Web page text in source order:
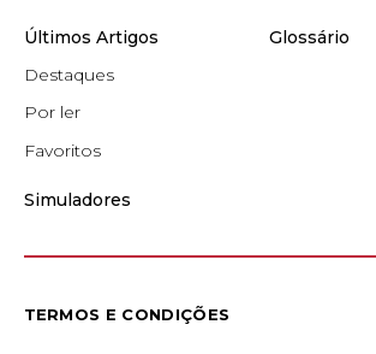
Últimos Artigos
Destaques
Por ler
Favoritos
Glossário
Simuladores
TERMOS E CONDIÇÕES